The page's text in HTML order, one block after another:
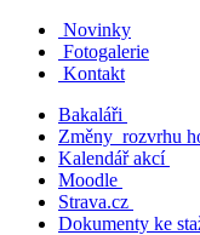
Novinky
Fotogalerie
Kontakt
Bakaláři
Změny rozvrhu
Kalendář akcí
Moodle
Strava.cz
Dokumenty ke